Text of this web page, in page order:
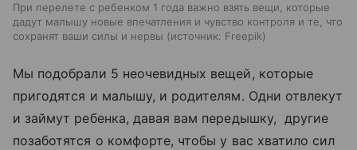
При перелете с ребенком 1 года важно взять вещи, которые
дадут малышу новые впечатления и чувство контроля и те, что
сохранят ваши силы и нервы
источник: Freepik
Мы подобрали 5 неочевидных вещей, которые
пригодятся и малышу, и родителям. Одни отвлекут
и займут ребенка, давая вам передышку, другие
позаботятся о комфорте, чтобы у вас хватило сил